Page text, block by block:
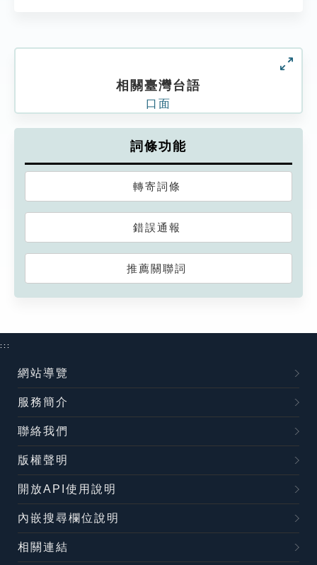
相關臺灣台語
口面
詞條功能
轉寄詞條
錯誤通報
推薦關聯詞
:::
網站導覽
服務簡介
聯絡我們
版權聲明
開放API使用說明
內嵌搜尋欄位說明
相關連結